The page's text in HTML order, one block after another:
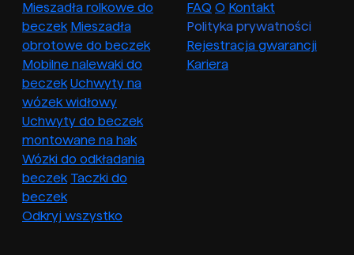
Mieszadła rolkowe do
beczek Mieszadła
obrotowe do beczek
Mobilne nalewaki do
beczek Uchwyty na
wózek widłowy
Uchwyty do beczek
montowane na hak
Wózki do odkładania
beczek Taczki do
beczek
Odkryj wszystko
FAQ O Kontakt
Polityka prywatności
Rejestracja gwarancji
Kariera